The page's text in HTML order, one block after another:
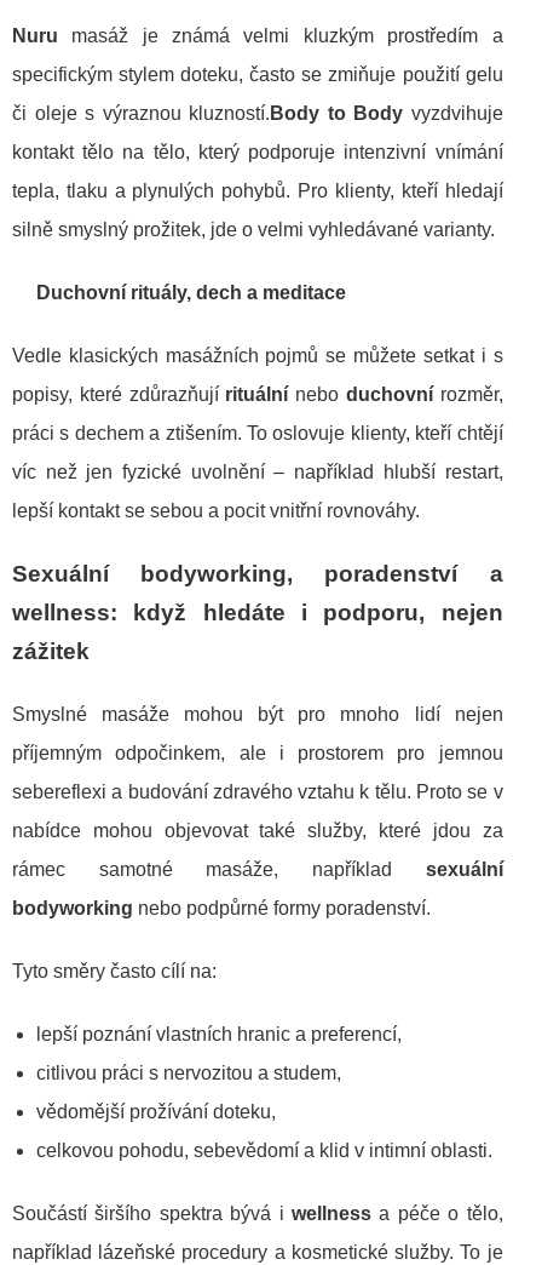
Nuru masáž je známá velmi kluzkým prostředím a
specifickým stylem doteku, často se zmiňuje použití gelu
či oleje s výraznou kluzností. Body to Body vyzdvihuje
kontakt tělo na tělo, který podporuje intenzivní vnímání
tepla, tlaku a plynulých pohybů. Pro klienty, kteří hledají
silně smyslný prožitek, jde o velmi vyhledávané varianty.
Duchovní rituály, dech a meditace
Vedle klasických masážních pojmů se můžete setkat i s
popisy, které zdůrazňují rituální nebo duchovnírozměr,
práci s dechem a ztišením. To oslovuje klienty, kteří chtějí
víc než jen fyzické uvolnění – například hlubší restart,
lepší kontakt se sebou a pocit vnitřní rovnováhy.
Sexuální bodyworking, poradenství a
wellness: když hledáte i podporu, nejen
zážitek
Smyslné masáže mohou být pro mnoho lidí nejen
příjemným odpočinkem, ale i prostorem pro jemnou
sebereflexi a budování zdravého vztahu k tělu. Proto se v
nabídce mohou objevovat také služby, které jdou za
rámec samotné masáže, například sexuální
bodyworking nebo podpůrné formy poradenství.
Tyto směry často cílí na:
lepší poznání vlastních hranic a preferencí,
citlivou práci s nervozitou a studem,
vědomější prožívání doteku,
celkovou pohodu, sebevědomí a klid v intimní oblasti.
Součástí širšího spektra bývá i wellness a péče o tělo,
například lázeňské procedury a kosmetické služby. To je